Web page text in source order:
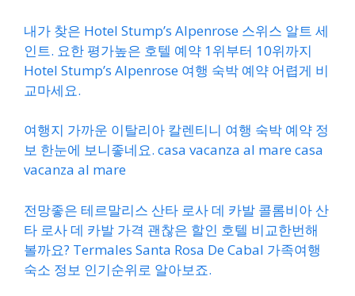
내가 찾은 Hotel Stump’s Alpenrose 스위스 알트 세
인트. 요한 평가높은 호텔 예약 1위부터 10위까지
Hotel Stump’s Alpenrose 여행 숙박 예약 어렵게 비
교마세요.
여행지 가까운 이탈리아 칼렌티니 여행 숙박 예약 정
보 한눈에 보니좋네요. casa vacanza al mare casa
vacanza al mare
전망좋은 테르말리스 산타 로사 데 카발 콜롬비아 산
타 로사 데 카발 가격 괜찮은 할인 호텔 비교한번해
볼까요? Termales Santa Rosa De Cabal 가족여행
숙소 정보 인기순위로 알아보죠.